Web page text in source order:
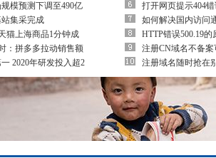
模预测下调至490亿
集采完成
猫上海商品1分钟成
：拼多多拉动销售额
2020年研发投入超2
打开网页提示404
如何解决国内访问
HTTP错误500.19
注册CN域名不备
注册域名随时抢在